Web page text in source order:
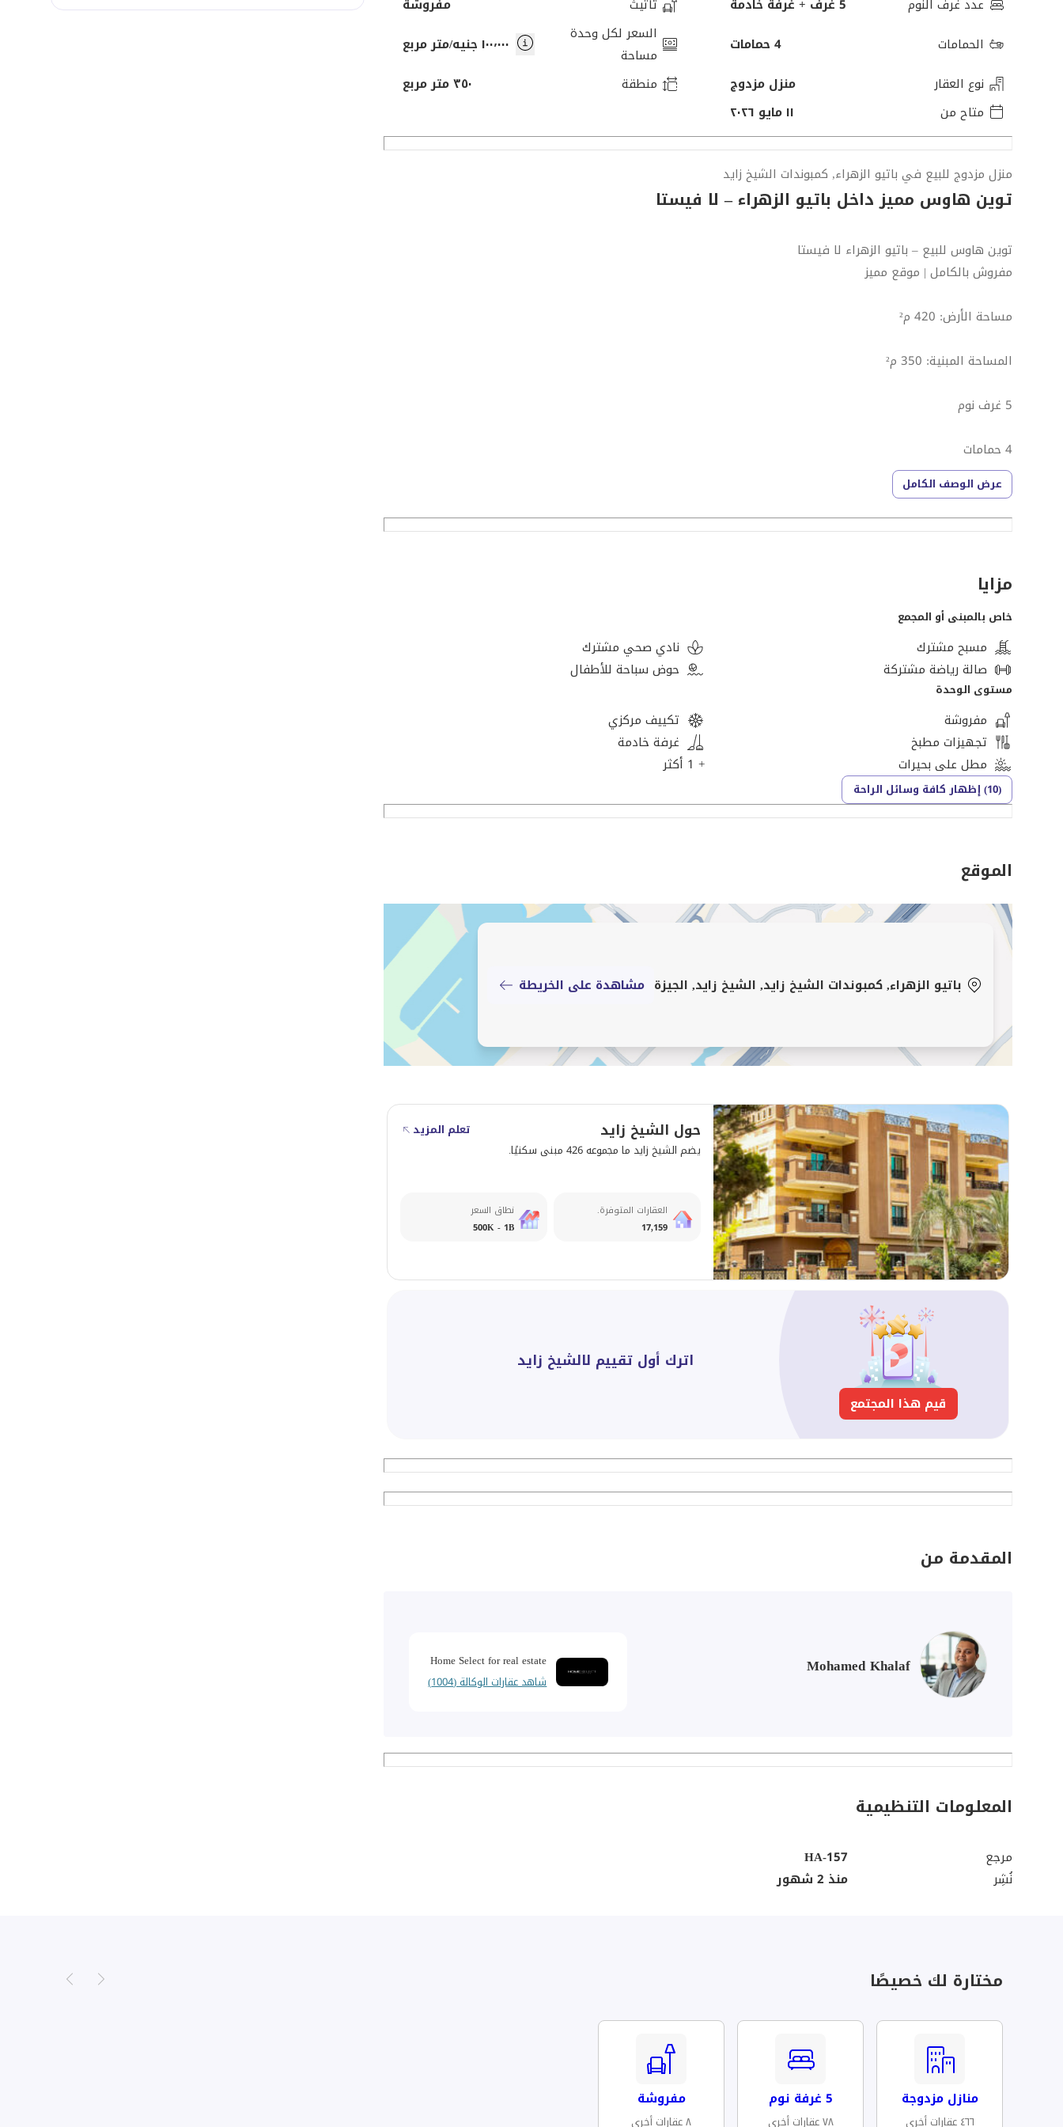
عدد غرف النوم
5 غرف + غرفة خادمة
الحمامات
4 حمامات
نوع العقار
منزل مزدوج
متاح من
١١ مايو ٢٠٢٦
تأثيث
مفروشة
السعر لكل وحدة
مساحة
١٠٠٬٠٠٠ جنيه/متر مربع
منطقة
٣٥٠ متر مربع
منزل مزدوج للبيع في باتيو الزهراء, كمبوندات الشيخ زايد
توين هاوس مميز داخل باتيو الزهراء – لا فيستا
توين هاوس للبيع – باتيو الزهراء لا فيستا
مفروش بالكامل | موقع مميز
مساحة الأرض: 420 م²
المساحة المبنية: 350 م²
5 غرف نوم
4 حمامات
ليفينج
ريسبشن
مطبخ
غرفة مربية بحمام
مفروش بالكامل
السعر: 35,000,000 جنيه
توين هاوس مميز داخل باتيو الزهراء – لا فيستا، بمساحات واسعة وتشطيب راقي مع فرش كامل، مناسب للسكن العائلي
الراقي أو الاستثمار.
للتفاصيل والمعاينات:
[تم إخفاء بيانات الاتصال]
عرض الوصف الكامل
مزايا
خاص بالمبنى أو المجمع
مسبح مشترك
نادي صحي مشترك
صالة رياضة مشتركة
حوض سباحة للأطفال
مستوى الوحدة
مفروشة
تكييف مركزي
تجهيزات مطبخ
غرفة خادمة
مطل على بحيرات
+ 1 أكثر
(10) إظهار كافة وسائل الراحة
الموقع
باتيو الزهراء, كمبوندات الشيخ زايد, الشيخ زايد, الجيزة مشاهدة على الخريطة
حول الشيخ زايد
تعلم المزيد
يضم الشيخ زايد ما مجموعه 426 مبنى سكنيًا.
العقارات المتوفرة.
17,159
نطاق السعر
500K - 1B
اترك أول تقييم لالشيخ زايد
قيم هذا المجتمع
المقدمة من
Mohamed Khalaf
Home Select for real estate
شاهد عقارات الوكالة (1004)
المعلومات التنظيمية
مرجع
HA-157
نُشِر
منذ 2 شهور
مختارة لك خصيصًا
منازل مزدوجة
٤٦٦ عقارات أخرى
5 غرفة نوم
٧٨ عقارات أخرى
مفروشة
٨ عقارات أخرى